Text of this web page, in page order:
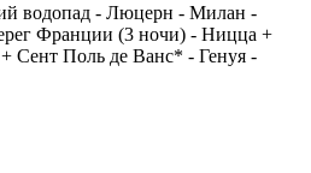
водопад - Люцерн - Милан -
Франции (3 ночи) - Ницца +
Поль де Ванс* - Генуя -